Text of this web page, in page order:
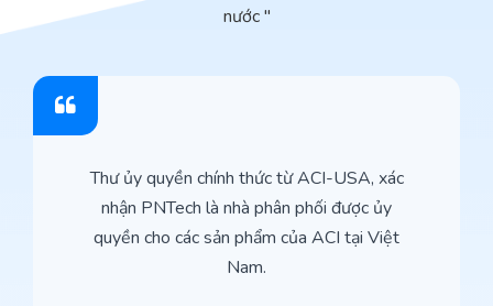
nước "
Thư ủy quyền chính thức từ ACI-USA, xác
nhận PNTech là nhà phân phối được ủy
quyền cho các sản phẩm của ACI tại Việt
Nam.